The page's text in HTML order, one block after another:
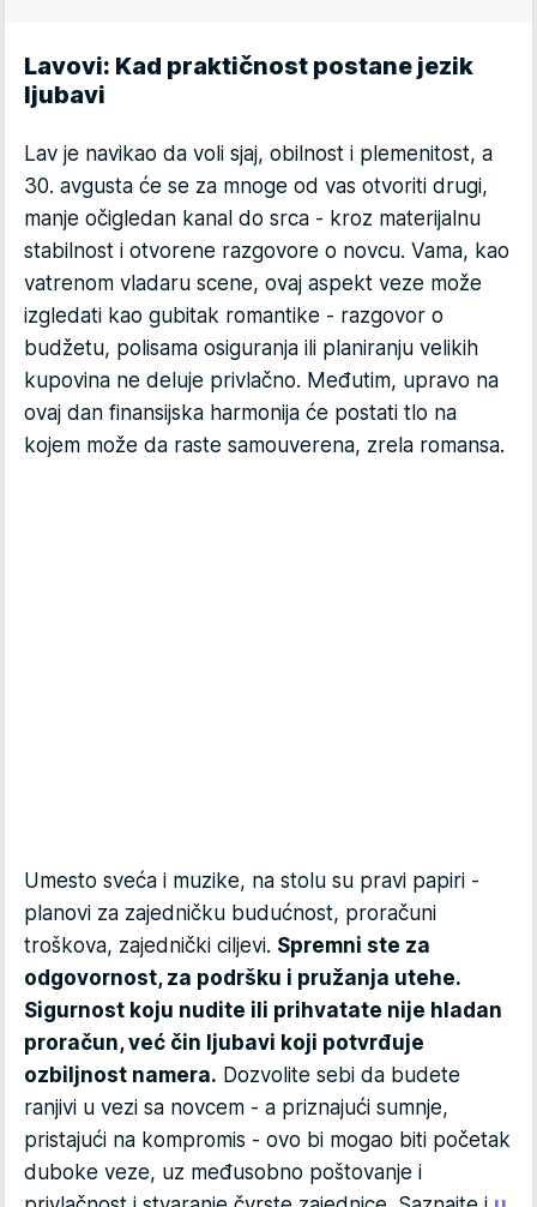
Lavovi: Kad praktičnost postane jezik
ljubavi
Lav je navikao da voli sjaj, obilnost i plemenitost, a
30. avgusta će se za mnoge od vas otvoriti drugi,
manje očigledan kanal do srca - kroz materijalnu
stabilnost i otvorene razgovore o novcu. Vama, kao
vatrenom vladaru scene, ovaj aspekt veze može
izgledati kao gubitak romantike - razgovor o
budžetu, polisama osiguranja ili planiranju velikih
kupovina ne deluje privlačno. Međutim, upravo na
ovaj dan finansijska harmonija će postati tlo na
kojem može da raste samouverena, zrela romansa.
Umesto sveća i muzike, na stolu su pravi papiri -
planovi za zajedničku budućnost, proračuni
troškova, zajednički ciljevi. Spremni ste za
odgovornost, za podršku i pružanja utehe.
Sigurnost koju nudite ili prihvatate nije hladan
proračun, već čin ljubavi koji potvrđuje
ozbiljnost namera. Dozvolite sebi da budete
ranjivi u vezi sa novcem - a priznajući sumnje,
pristajući na kompromis - ovo bi mogao biti početak
duboke veze, uz međusobno poštovanje i